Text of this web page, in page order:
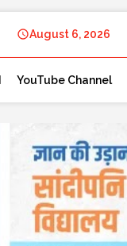
August 6, 2026
YouTube Channel